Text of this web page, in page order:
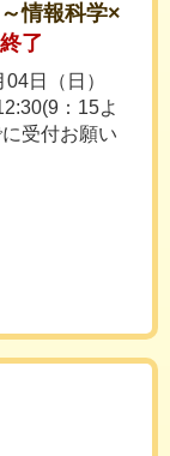
情報科学×
了
日（日）
：15よ
受付お願い